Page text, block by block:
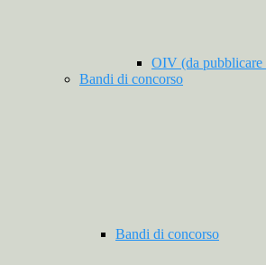
OIV (da pubblicare
Bandi di concorso
Bandi di concorso